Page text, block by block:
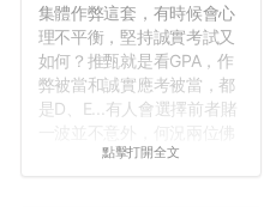
集體作弊這套，有時候會心
理不平衡，堅持誠實考試又
如何？推甄就是看GPA，作
弊被當和誠實應考被當，都
是D、E...有人會選擇前者賭
心教授看起來要輕輕放下
點擊打開全文